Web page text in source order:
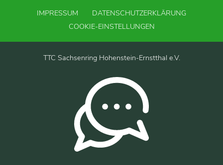
IMPRESSUM
DATENSCHUTZERKLÄRUNG
COOKIE-EINSTELLUNGEN
TTC Sachsenring Hohenstein-Ernstthal e.V.